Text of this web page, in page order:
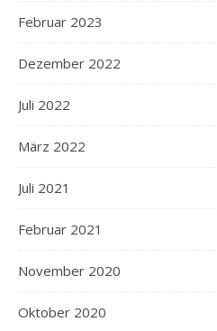
Februar 2023
Dezember 2022
Juli 2022
März 2022
Juli 2021
Februar 2021
November 2020
Oktober 2020